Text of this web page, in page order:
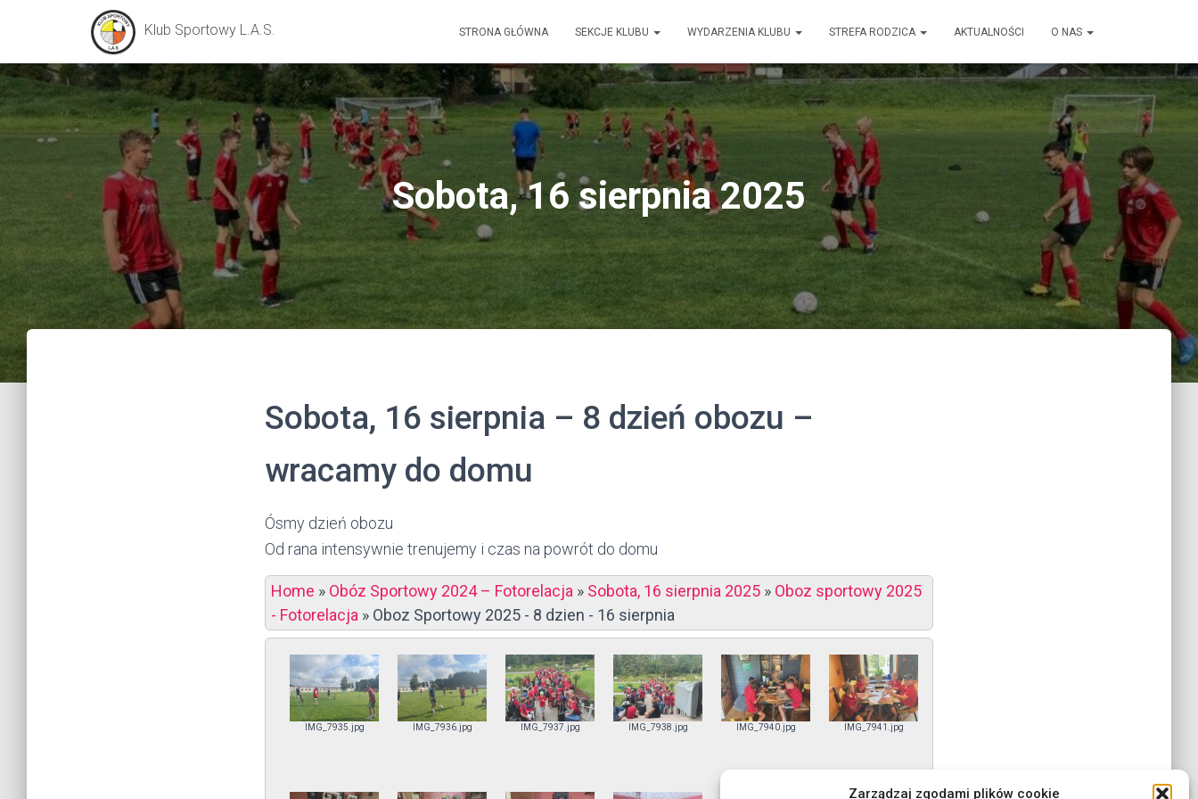
Zarządzaj zgodami plików cookie
Klub Sportowy L.A.S. STRONA GŁÓWNA SEKCJE KLUBU WYDARZENIA KLUBU STREFA RODZICA AKTUALNOŚCI O NAS
Sobota, 16 sierpnia 2025
Sobota, 16 sierpnia – 8 dzień obozu –
wracamy do domu
Ósmy dzień obozu
Od rana intensywnie trenujemy i czas na powrót do domu
Home » Obóz Sportowy 2024 – Fotorelacja » Sobota, 16 sierpnia 2025 » Oboz sportowy 2025
- Fotorelacja » Oboz Sportowy 2025 - 8 dzien - 16 sierpnia
IMG_7935.jpg IMG_7936.jpg IMG_7937.jpg IMG_7938.jpg IMG_7940.jpg IMG_7941.jpg